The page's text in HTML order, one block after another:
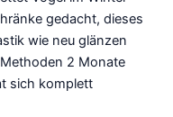
gedacht, dieses
wie neu glänzen
2 Monate
sich komplett